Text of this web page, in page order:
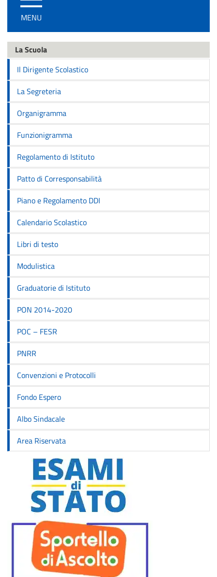
/
disattiva
navigazione
MENU
La Scuola
Il Dirigente Scolastico
La Segreteria
Organigramma
Funzionigramma
Regolamento di Istituto
Patto di Corresponsabilità
Piano e Regolamento DDI
Calendario Scolastico
Libri di testo
Modulistica
Graduatorie di Istituto
PON 2014-2020
POC – FESR
PNRR
Convenzioni e Protocolli
Fondo Espero
Albo Sindacale
Area Riservata